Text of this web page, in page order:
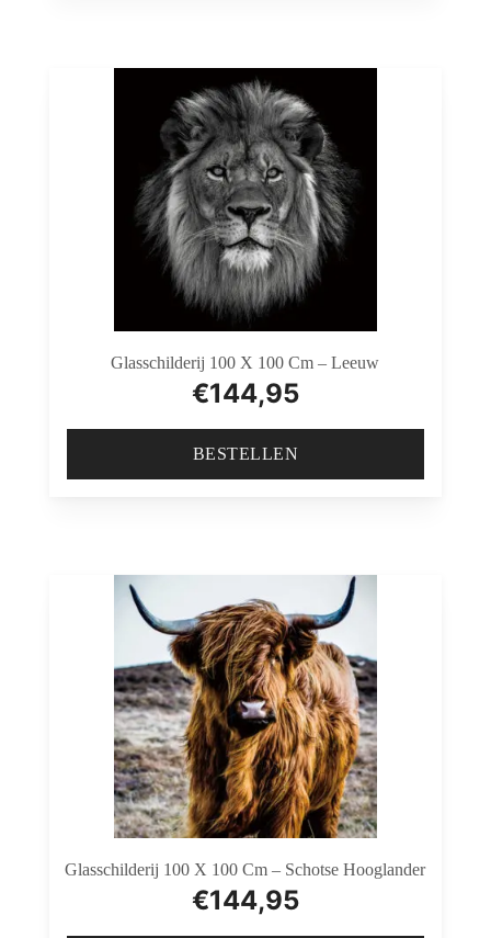
Glasschilderij 100 X 100 Cm – Leeuw
€144,95
BESTELLEN
Glasschilderij 100 X 100 Cm – Schotse Hooglander
€144,95